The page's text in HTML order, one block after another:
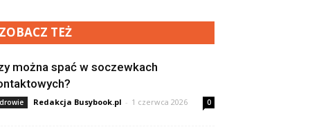
TEŻ
można spać w soczewkach
Redakcja Busybook.pl - 1 czerwca 2026 0